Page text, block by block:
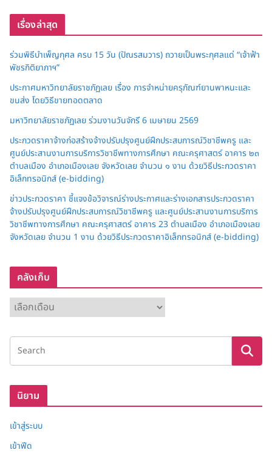
เรื่องล่าสุด
ร่วมพิธีบำเพ็ญกุศล ครบ 15 วัน (ปัณรสมวาร) ถวายเป็นพระกุศลแด่ “เจ้าฟ้า
พัชรกิติยาภาฯ”
ประกาศมหาวิทยาลัยราชภัฏเลย เรื่อง การจำหน่ายครุภัณฑ์ยานพาหนะและ
ขนส่ง โดยวิธีขายทอดตลาด
มหาวิทยาลัยราชภัฏเลย ร่วมงานวันจักรี 6 เมษายน 2569
ประกวดราคาจ้างก่อสร้างจ้างปรับปรุงศูนย์ฝึกประสบการณ์วิชาชีพครู และ
ศูนย์ประสานงานการบริการวิชาชีพทางการศึกษา คณะครุศาสตร์ อาคาร ๒๓
ตำบลเมือง อำเภอเมืองเลย จังหวัดเลย จำนวน ๑ งาน ด้วยวิธีประกวดราคา
อิเล็กทรอนิกส์ (e-bidding)
ข่าวประกวดราคา ชี้แจงข้อวิจารณ์ร่างประกาศและร่างเอกสารประกวดราคา
จ้างปรับปรุงศูนย์ฝึกประสบการณ์วิชาชีพครู และศูนย์ประสานงานการบริการ
วิชาชีพทางการศึกษา คณะครุศาสตร์ อาคาร 23 ตำบลเมือง อำเภอเมืองเลย
จังหวัดเลย จำนวน 1 งาน ด้วยวิธีประกวดราคาอิเล็กทรอนิกส์ (e-bidding)
คลังเก็บ
ลั
ง
ก็
นิยาม
เข้าสู่ระบบ
เข้าฟีด